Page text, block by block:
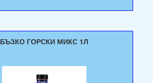
БЪЗКО ГОРСКИ МИКС 1Л